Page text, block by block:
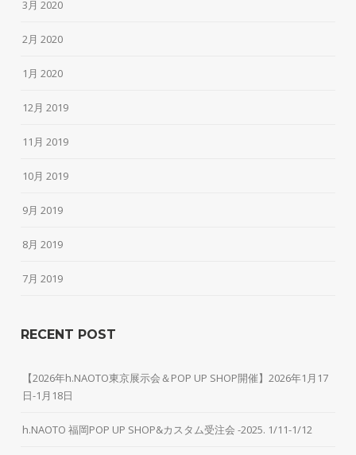
3月 2020
2月 2020
1月 2020
12月 2019
11月 2019
10月 2019
9月 2019
8月 2019
7月 2019
RECENT POST
【2026年h.NAOTO東京展示会＆POP UP SHOP開催】2026年1月17
日-1月18日
h.NAOTO 福岡POP UP SHOP&カスタム受注会 -2025. 1/11-1/12